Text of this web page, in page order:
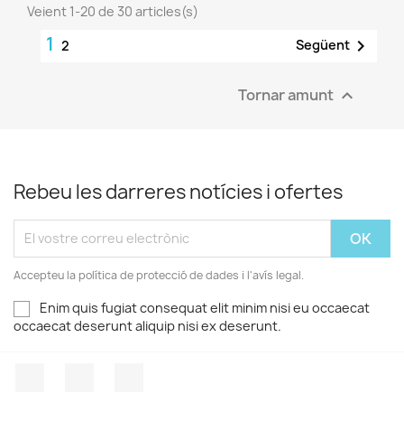
Veient 1-20 de 30 articles(s)
1 2 Següent 
Tornar amunt 
Rebeu les darreres notícies i ofertes
Accepteu la política de protecció de dades i l'avís legal.
Enim quis fugiat consequat elit minim nisi eu occaecat
occaecat deserunt aliquip nisi ex deserunt.